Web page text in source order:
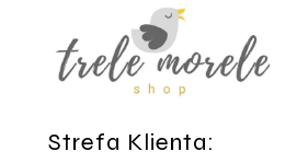
Strefa Klienta: